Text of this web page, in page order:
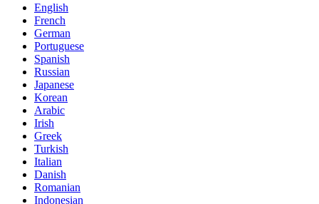
English
French
German
Portuguese
Spanish
Russian
Japanese
Korean
Arabic
Irish
Greek
Turkish
Italian
Danish
Romanian
Indonesian